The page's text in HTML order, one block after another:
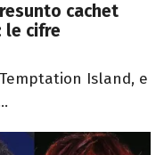
cachet
le cifre
Island, e